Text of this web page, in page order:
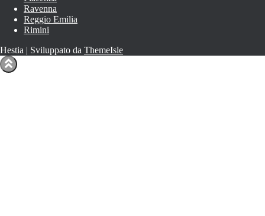
Ravenna
Reggio Emilia
Rimini
Hestia | Sviluppato da ThemeIsle